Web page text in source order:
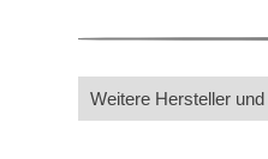
Weitere Hersteller